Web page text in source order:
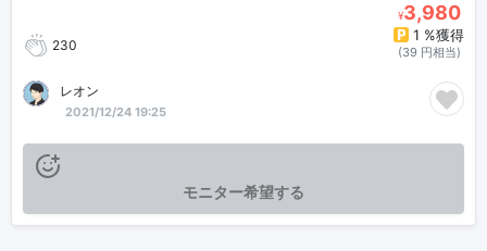
230
¥3,980
1 %獲得
(39 円相当)
レオン
2021/12/24 19:25
モニター希望する